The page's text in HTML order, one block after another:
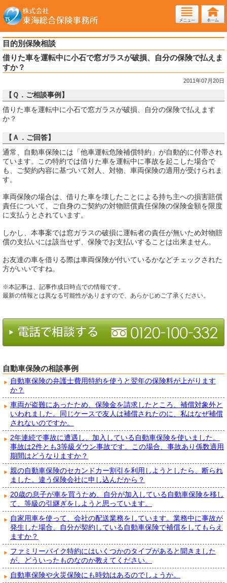
目的別保険相談
借りた車を運転中に小石で窓ガラスが破損、自分の保険で払えま
すか？
2011年07月20日
【Ｑ．ご相談事例】
借りた車を運転中に小石で窓ガラスが破損、自分の保険で払えます
か？
【Ａ．ご回答】
通常、自動車保険には「他車運転危険補償特約」が自動的に付帯され
ています。この特約では借りた車を運転中に事故を起こした場合で
も、ご契約内容に基づいて対人、対物、車両保険の適用が受けられま
す。
車両保険の場合は、借りた車を壊したことによる持ち主への損害賠償
責任について、ご自身のご契約の対物賠償責任保険の保険金額を限度
に支払うとされています。
しかし、本事案では窓ガラスの破損に運転者の責任が無いため対物賠
償の支払いには該当せず、保険でお支払いすることは出来ません。
お友達の車を借りる際は車両保険が付いているかなどチェックされた
方がいいですね。
※本記事は、記事作成日時点での情報です。
最新の情報とは異なる可能性がありますので、あらかじめご了承ください。
自動車保険の相談事例
自動車保険の弁護士費用特約を使うと翌年の保険料が上がります
か？
車両が盗難にあったため、保険金を請求したところ、補償対象外と
いわれました。同じケースで友人は補償されたのに、私はなぜ補償
されないのですか。
2年連続で事故に遭遇し、加入している自動車保険を使いました。
事故は2件とも3等級ダウン事故です。この場合、事故あり係数適用
期間はどうなりますか？
親の自動車保険のセカンドカー割引を利用しようとしたら、断られ
ました。違う保険会社に申し込んだから？
20歳の息子が車を買うため、自分が加入している自動車保険を移し
て、等級の引継ぎをしようと思っています。
自家用車を使って、会社の配送業務をしています。業務中に事故が
発生した場合、自分が契約している自動車保険で補償をしてもらえ
ますか？
ファミリーバイク特約にはいくつかのタイプがあると聞きました
が、どういったものなのか教えてください。
自動車保険や火災保険にも時効はあるのでしょうか。